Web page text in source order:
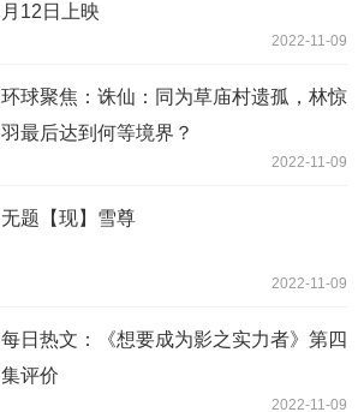
月12日上映
2022-11-09
环球聚焦：诛仙：同为草庙村遗孤，林惊
羽最后达到何等境界？
2022-11-09
无题【现】雪尊
2022-11-09
每日热文：《想要成为影之实力者》第四
集评价
2022-11-09